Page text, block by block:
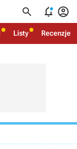
  
Listy Recenzje